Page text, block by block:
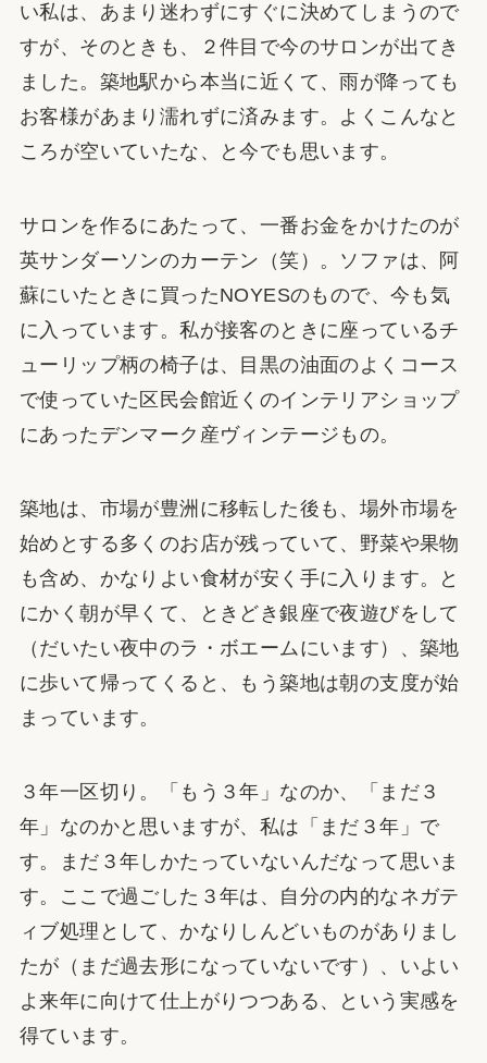
い私は、あまり迷わずにすぐに決めてしまうので
すが、そのときも、２件目で今のサロンが出てき
ました。築地駅から本当に近くて、雨が降っても
お客様があまり濡れずに済みます。よくこんなと
ころが空いていたな、と今でも思います。
サロンを作るにあたって、一番お金をかけたのが
英サンダーソンのカーテン（笑）。ソファは、阿
蘇にいたときに買ったNOYESのもので、今も気
に入っています。私が接客のときに座っているチ
ューリップ柄の椅子は、目黒の油面のよくコース
で使っていた区民会館近くのインテリアショップ
にあったデンマーク産ヴィンテージもの。
築地は、市場が豊洲に移転した後も、場外市場を
始めとする多くのお店が残っていて、野菜や果物
も含め、かなりよい食材が安く手に入ります。と
にかく朝が早くて、ときどき銀座で夜遊びをして
（だいたい夜中のラ・ボエームにいます）、築地
に歩いて帰ってくると、もう築地は朝の支度が始
まっています。
３年一区切り。「もう３年」なのか、「まだ３
年」なのかと思いますが、私は「まだ３年」で
す。まだ３年しかたっていないんだなって思いま
す。ここで過ごした３年は、自分の内的なネガテ
ィブ処理として、かなりしんどいものがありまし
たが（まだ過去形になっていないです）、いよい
よ来年に向けて仕上がりつつある、という実感を
得ています。